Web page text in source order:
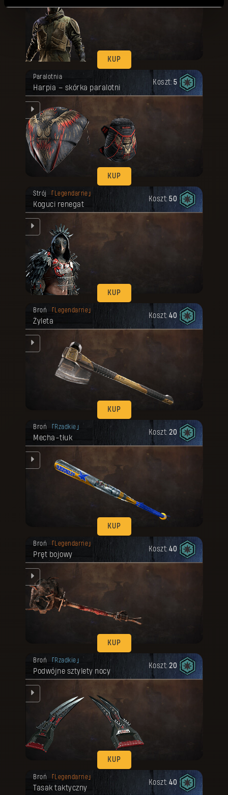
KUP
Paralotnia
Harpia – skórka paralotni
Koszt: 5
KUP
Twoja nagroda została odblokowana.
Strój Legendarne
Koguci renegat
Koszt: 50
KUP
Twoja nagroda została odblokowana.
Broń Legendarne
Żyleta
Koszt: 40
KUP
Twoja nagroda została odblokowana.
Broń Rzadkie
Mecha-tłuk
Koszt: 20
KUP
Twoja nagroda została odblokowana.
Broń Legendarne
Pręt bojowy
Koszt: 40
KUP
Twoja nagroda została odblokowana.
Broń Rzadkie
Podwójne sztylety nocy
Koszt: 20
KUP
Twoja nagroda została odblokowana.
Broń Legendarne
Tasak taktyczny
Koszt: 40
Twoja nagroda została odblokowana.